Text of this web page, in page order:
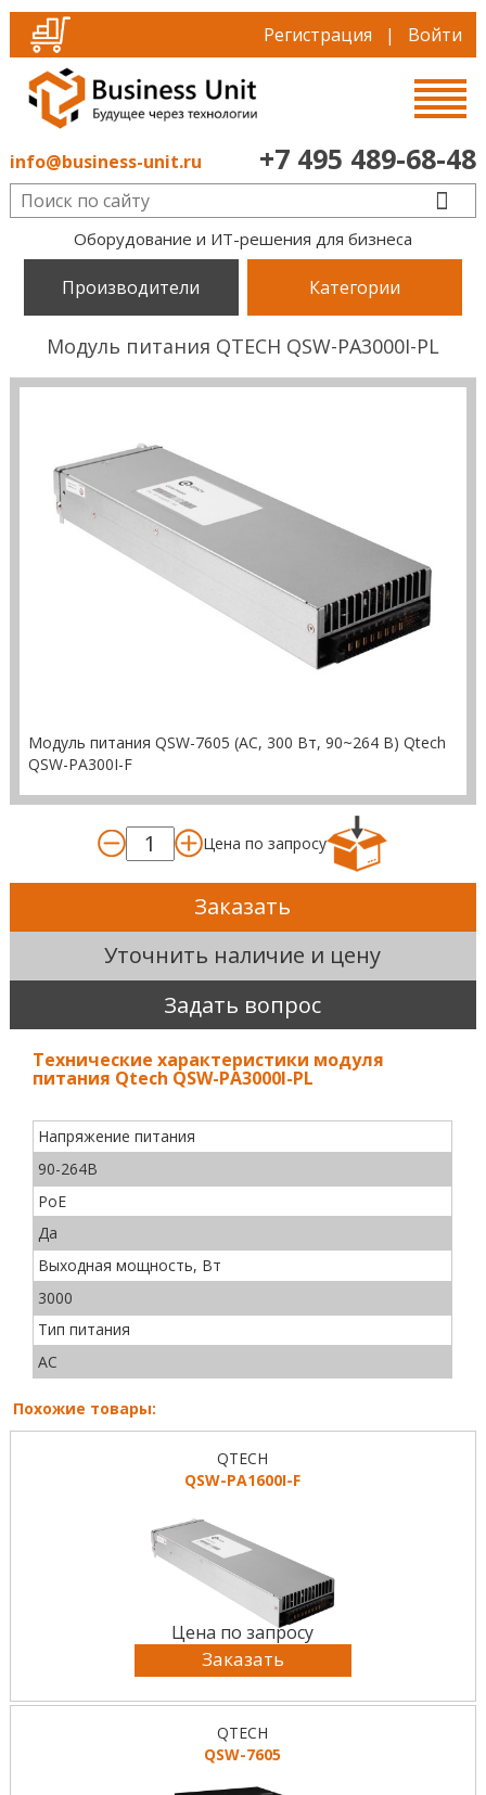
Регистрация | Войти
info@business-unit.ru +7 495 489-68-48
Оборудование и ИТ-решения для бизнеса
Производители Категории
Модуль питания QTECH QSW-PA3000I-PL
Модуль питания QSW-7605 (AC, 300 Вт, 90~264 В) Qtech
QSW-PA300I-F
Цена по запросу
Заказать
Уточнить наличие и цену
Задать вопрос
Технические характеристики модуля
питания Qtech QSW-PA3000I-PL
Напряжение питания
90-264В
PoE
Да
Выходная мощность, Вт
3000
Тип питания
AC
Похожие товары:
QTECH
QSW-PA1600I-F
Цена по запросу
Заказать
QTECH
QSW-7605